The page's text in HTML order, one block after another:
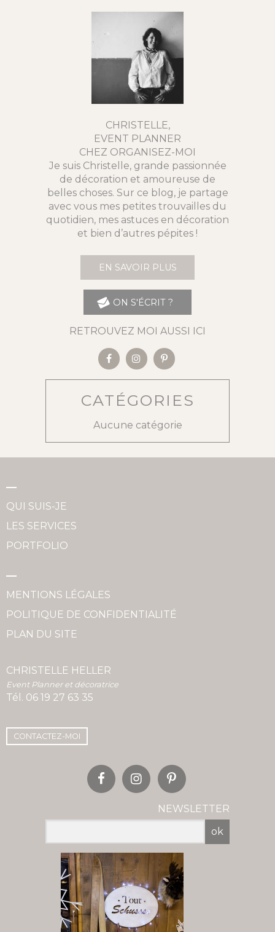
CHRISTELLE,
EVENT PLANNER
CHEZ ORGANISEZ-MOI
Je suis Christelle, grande passionnée
de décoration et amoureuse de
belles choses. Sur ce blog, je partage
avec vous mes petites trouvailles du
quotidien, mes astuces en décoration
et bien d’autres pépites !
EN SAVOIR PLUS
ON S'ÉCRIT ?
RETROUVEZ MOI AUSSI ICI
CATÉGORIES
Aucune catégorie
QUI SUIS-JE
LES SERVICES
PORTFOLIO
MENTIONS LÉGALES
POLITIQUE DE CONFIDENTIALITÉ
PLAN DU SITE
CHRISTELLE HELLER
Event Planner et décoratrice
Tél. 06 19 27 63 35
CONTACTEZ-MOI
NEWSLETTER
ok